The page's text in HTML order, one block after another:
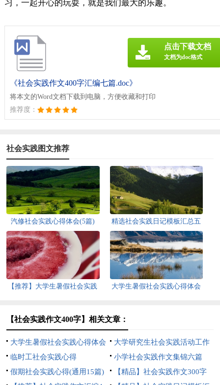
习，一起开心的玩耍，就是我们最大的乐趣。
《社会实践作文400字汇编七篇.doc》
将本文的Word文档下载到电脑，方便收藏和打印
推荐度：
点击下载文档
文档为doc格式
社会实践图文推荐
汽修社会实践心得体会(5篇)
精选社会实践日记模板汇总五
篇
【推荐】大学生暑假社会实践
大学生暑假社会实践心得体会
【社会实践作文400字】相关文章：
大学生暑假社会实践心得体会
【推荐】
大学研究生社会实践活动工作
总结
临时工社会实践心得
小学社会实践作文集锦六篇
假期社会实践心得(通用15篇)
【精品】社会实践作文300字